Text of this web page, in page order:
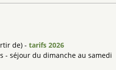
de) - tarifs 2026
- séjour du dimanche au samedi